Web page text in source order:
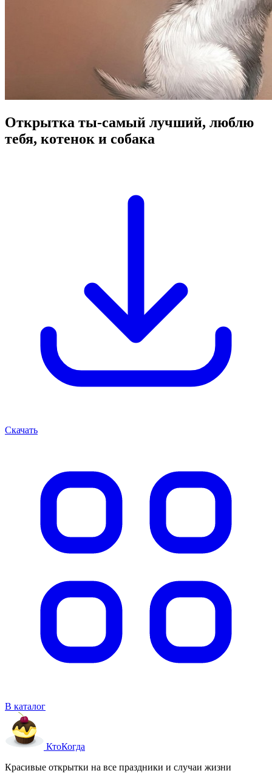
Открытка ты-самый лучший, люблю
тебя, котенок и собака
Скачать
В каталог
КтоКогда
Красивые открытки на все праздники и случаи жизни